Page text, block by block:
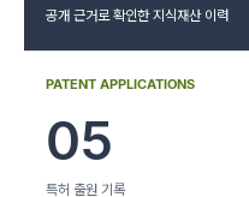
공개 근거로 확인한 지식재산 이력
PATENT APPLICATIONS
05
특허 출원 기록